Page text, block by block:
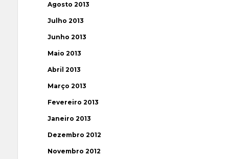
Agosto 2013
Julho 2013
Junho 2013
Maio 2013
Abril 2013
Março 2013
Fevereiro 2013
Janeiro 2013
Dezembro 2012
Novembro 2012